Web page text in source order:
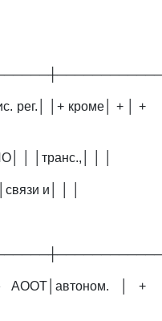
рег.│ │+ кроме│ + │ +
│ │транс.,│ │ │
и│ │ │
АООТ│автоном. │ +